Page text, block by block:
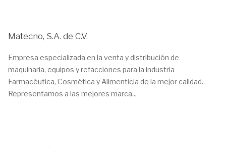
Matecno, S.A. de C.V.
Empresa especializada en la venta y distribución de
maquinaria, equipos y refacciones para la industria
Farmacéutica, Cosmética y Alimenticia de la mejor calidad.
Representamos a las mejores marca...